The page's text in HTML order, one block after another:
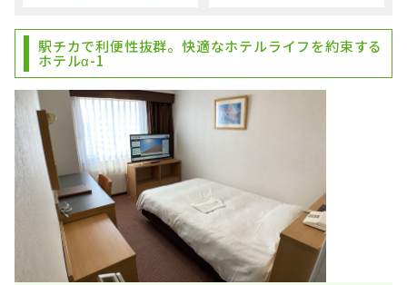
駅チカで利便性抜群。快適なホテルライフを約束する
ホテルα-1